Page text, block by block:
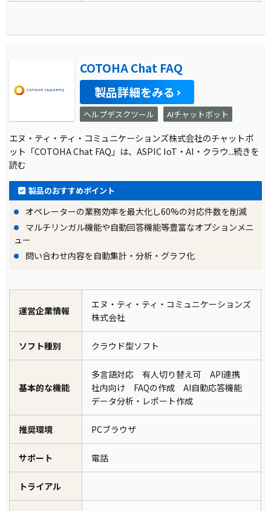
COTOHA Chat FAQ
製品詳細をみる
ヘルプデスクツール AIチャットボット
エヌ・ティ・ティ・コミュニケーションズ株式会社のチャットボ
ット「COTOHA Chat FAQ」は、ASPIC IoT・AI・クラウ...続きを
読む
製品のおすすめポイント
オペレーターの業務効率を最大化し60%の対応件数を削減
マルチリンガル機能や自動回答機能等豊富なオプションメニ
ュー
問い合わせ内容を自動集計・分析・グラフ化
運営企業情報
エヌ・ティ・ティ・コミュニケーションズ
株式会社
ソフト種別 クラウド型ソフト
基本的な機能
多言語対応 有人切り替え可 API連携
社内向け FAQの作成 AI自動応答機能
データ分析・レポート作成
推奨環境 PCブラウザ
サポート 電話
トライアル